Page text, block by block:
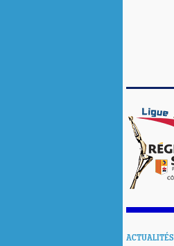
ACTUALITÉS